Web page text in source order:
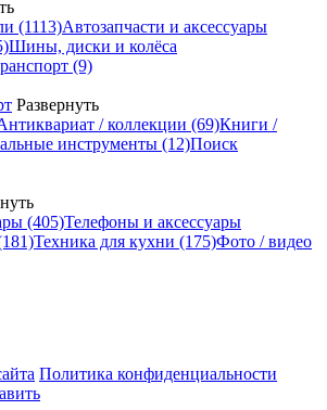
(1113)Автозапчасти и аксессуары
Шины, диски и колёса
(9)
Развернуть
/ коллекции (69)Книги /
инструменты (12)Поиск
(405)Телефоны и аксессуары
Техника для кухни (175)Фото / видео
Политика конфиденциальности